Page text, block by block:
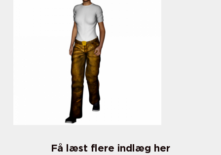
Få læst flere indlæg her